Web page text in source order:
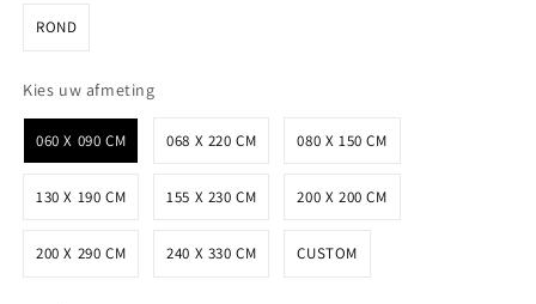
ROND
Kies uw afmetingKies uw afmeting
060 X 090 CM 068 X 220 CM 080 X 150 CM
130 X 190 CM 155 X 230 CM 200 X 200 CM
200 X 290 CM 240 X 330 CM CUSTOM